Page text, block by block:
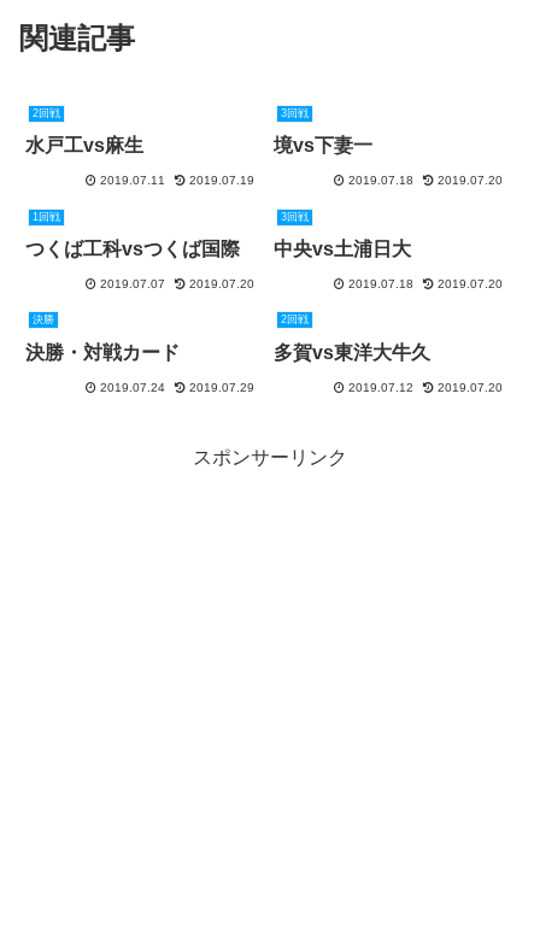
関連記事
2回戦
水戸工vs麻生
2019.07.11 2019.07.19
3回戦
境vs下妻一
2019.07.18 2019.07.20
1回戦
つくば工科vsつくば国際
2019.07.07 2019.07.20
3回戦
中央vs土浦日大
2019.07.18 2019.07.20
決勝
決勝・対戦カード
2019.07.24 2019.07.29
2回戦
多賀vs東洋大牛久
2019.07.12 2019.07.20
スポンサーリンク